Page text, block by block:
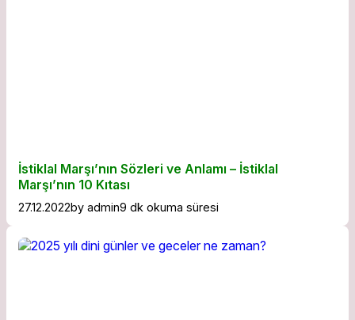
İstiklal Marşı’nın Sözleri ve Anlamı – İstiklal
Marşı’nın 10 Kıtası
27.12.2022by admin9 dk okuma süresi